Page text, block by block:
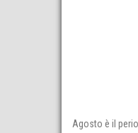
Agosto è il